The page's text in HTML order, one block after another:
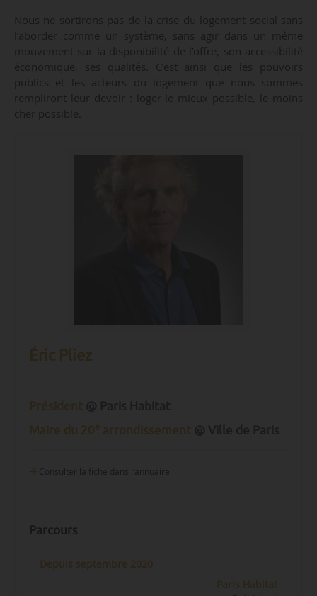
Nous ne sortirons pas de la crise du logement social sans
l’aborder comme un système, sans agir dans un même
mouvement sur la disponibilité de l’offre, son accessibilité
économique, ses qualités. C’est ainsi que les pouvoirs
publics et les acteurs du logement que nous sommes
rempliront leur devoir : loger le mieux possible, le moins
cher possible.
Parcours